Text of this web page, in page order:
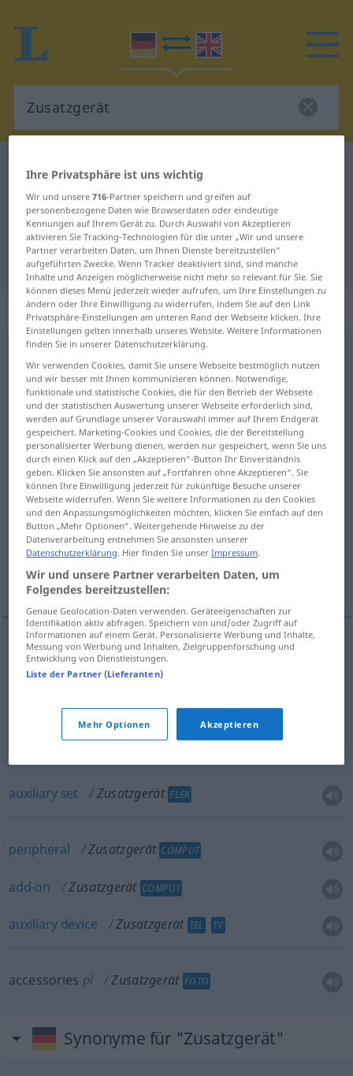
Deutsch-Englisch Wörterbuch
Deutsch-Englisch Übersetzung für
"Zusatzgerät"
"Zusatzgerät" Englisch Übersetzung
„Zusatzgerät“: Neutrum
Zusatzgerät n
Übersicht aller Übersetzungen
(Für mehr Details die Übersetzung anklicken/antippen)
attachment, additional implement, ancillary
equipment
auxiliary set
peripheral, auxiliary device, add-on
accessories
attachment Zusatzgerät
equipment Zusatzgerät TECH
auxiliary set Zusatzgerät ELEK
peripheral Zusatzgerät COMPUT
add-on Zusatzgerät COMPUT
auxiliary device Zusatzgerät TEL TV
accessories pl Zusatzgerät FOTO
Synonyme für "Zusatzgerät"
Ihre Privatsphäre ist uns wichtig
Wir und unsere716-Partner speichern und greifen auf
personenbezogene Daten wie Browserdaten oder eindeutige
Kennungen auf Ihrem Gerät zu. Durch Auswahl von Akzeptieren
aktivieren Sie Tracking-Technologien für die unter „Wir und unsere
Partner verarbeiten Daten, um Ihnen Dienste bereitzustellen“
aufgeführten Zwecke. Wenn Tracker deaktiviert sind, sind manche
Inhalte und Anzeigen möglicherweise nicht mehr so relevant für Sie. Sie
können dieses Menü jederzeit wieder aufrufen, um Ihre Einstellungen zu
ändern oder Ihre Einwilligung zu widerrufen, indem Sie auf den Link
Privatsphäre-Einstellungen am unteren Rand der Webseite klicken. Ihre
Einstellungen gelten innerhalb unseres Website. Weitere Informationen
finden Sie in unserer Datenschutzerklärung.
Wir verwenden Cookies, damit Sie unsere Webseite bestmöglich nutzen
und wir besser mit Ihnen kommunizieren können. Notwendige,
funktionale und statistische Cookies, die für den Betrieb der Webseite
und der statistischen Auswertung unserer Webseite erforderlich sind,
werden auf Grundlage unserer Vorauswahl immer auf Ihrem Endgerät
gespeichert. Marketing-Cookies und Cookies, die der Bereitstellung
personalisierter Werbung dienen, werden nur gespeichert, wenn Sie uns
durch einen Klick auf den „Akzeptieren“-Button Ihr Einverständnis
geben. Klicken Sie ansonsten auf „Fortfahren ohne Akzeptieren“. Sie
können Ihre Einwilligung jederzeit für zukünftige Besuche unserer
Webseite widerrufen. Wenn Sie weitere Informationen zu den Cookies
und den Anpassungsmöglichkeiten möchten, klicken Sie einfach auf den
Button „Mehr Optionen“. Weitergehende Hinweise zu der
Datenverarbeitung entnehmen Sie ansonsten unserer
Datenschutzerklärung. Hier finden Sie unserImpressum.
Wir und unsere Partner verarbeiten Daten, um
Folgendes bereitzustellen:
Genaue Geolocation-Daten verwenden. Geräteeigenschaften zur
Identifikation aktiv abfragen. Speichern von und/oder Zugriff auf
Informationen auf einem Gerät. Personalisierte Werbung und Inhalte,
Messung von Werbung und Inhalten, Zielgruppenforschung und
Entwicklung von Dienstleistungen.
Liste der Partner (Lieferanten)
Mehr Optionen Akzeptieren